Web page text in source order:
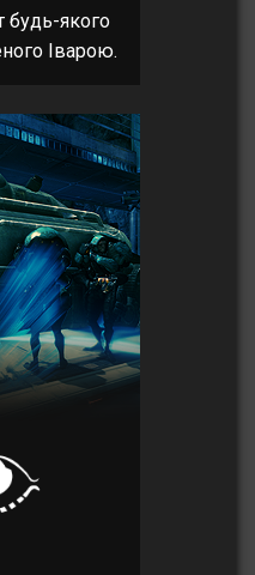
будь-якого
Іварою.